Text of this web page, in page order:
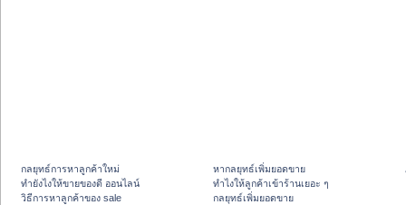
กลยุทธ์การหาลูกค้าใหม่
ทํายังไงให้ขายของดี ออนไลน์
วิธีการหาลูกค้าของ sale
หากลยุทธ์เพิ่มยอดขาย
ทําไงให้ลูกค้าเข้าร้านเยอะ ๆ
กลยุทธ์เพิ่มยอดขาย